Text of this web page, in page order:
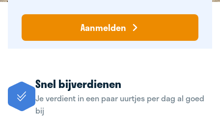
Aanmelden
Snel bijverdienen
Je verdient in een paar uurtjes per dag al goed
bij